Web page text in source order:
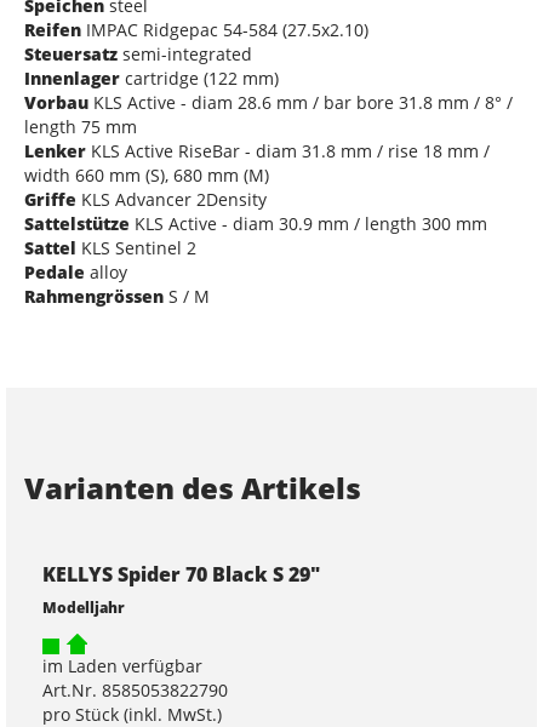
Speichen steel
Reifen IMPAC Ridgepac 54-584 (27.5x2.10)
Steuersatz semi-integrated
Innenlager cartridge (122 mm)
Vorbau KLS Active - diam 28.6 mm / bar bore 31.8 mm / 8° /
length 75 mm
Lenker KLS Active RiseBar - diam 31.8 mm / rise 18 mm /
width 660 mm (S), 680 mm (M)
Griffe KLS Advancer 2Density
Sattelstütze KLS Active - diam 30.9 mm / length 300 mm
Sattel KLS Sentinel 2
Pedale alloy
Rahmengrössen S / M
Varianten des Artikels
KELLYS Spider 70 Black S 29"
Modelljahr
im Laden verfügbar
Art.Nr. 8585053822790
pro Stück (inkl. MwSt.)